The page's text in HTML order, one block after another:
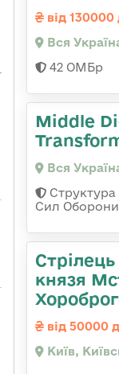
від
Вся
42 ОМБр
Middle
Вся
Сил Оборони
князя
від 50000
Київ,